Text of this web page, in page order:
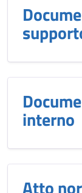
interno
Atto